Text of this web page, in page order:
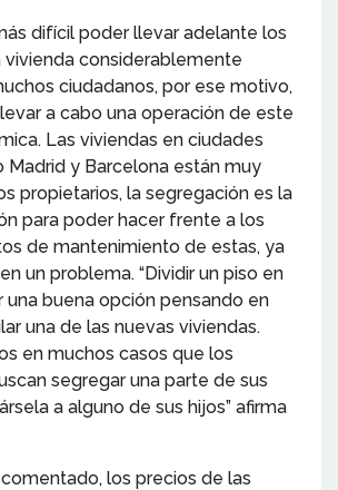
difícil poder llevar adelante los
vivienda considerablemente
ciudadanos, por ese motivo,
a cabo una operación de este
Las viviendas en ciudades
Madrid y Barcelona están muy
propietarios, la segregación es la
para poder hacer frente a los
de mantenimiento de estas, ya
un problema. “Dividir un piso en
una buena opción pensando en
una de las nuevas viviendas.
en muchos casos que los
segregar una parte de sus
a alguno de sus hijos” afirma
los precios de las